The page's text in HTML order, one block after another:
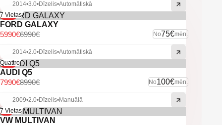
-Sport/comfort režīmi.
-Start/Stop.
-U.C. ekstras.
2014•3.0•Dīzelis•Automātiskā
-14%
7 Vietas
FORD GALAXY
No75€mēn.
6990€
5990€
2014•2.0•Dīzelis•Automātiskā
-11%
Quattro
AUDI Q5
No100€mēn.
8990€
7990€
2009•2.0•Dīzelis•Manuālā
-4%
7 Vietas
VW MULTIVAN